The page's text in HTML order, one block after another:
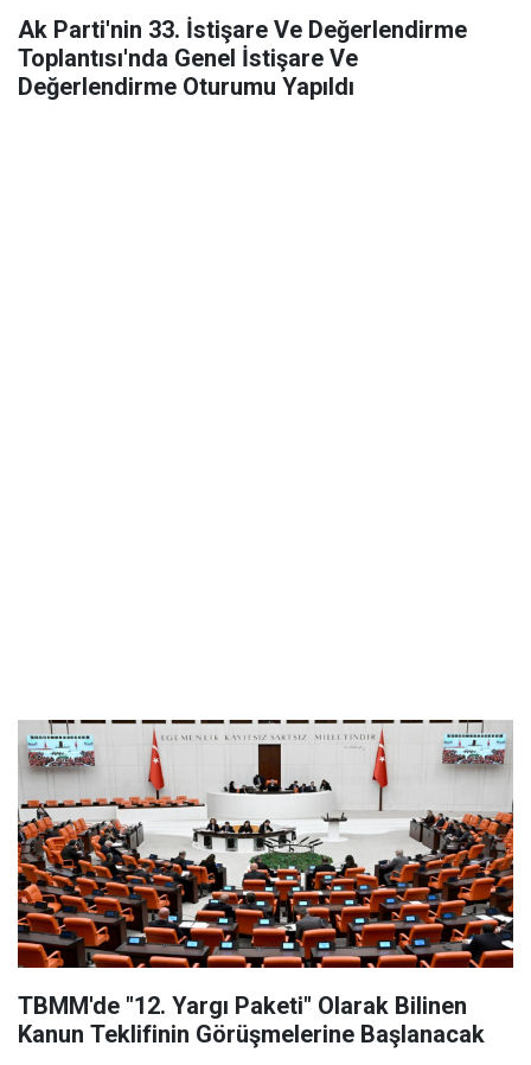
Ak Parti'nin 33. İstişare Ve Değerlendirme
Toplantısı'nda Genel İstişare Ve
Değerlendirme Oturumu Yapıldı
TBMM'de "12. Yargı Paketi" Olarak Bilinen
Kanun Teklifinin Görüşmelerine Başlanacak